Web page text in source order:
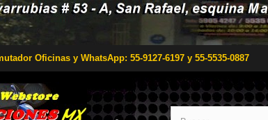
Oficinas y WhatsApp: 55-9127-6197 y 55-5535-0887